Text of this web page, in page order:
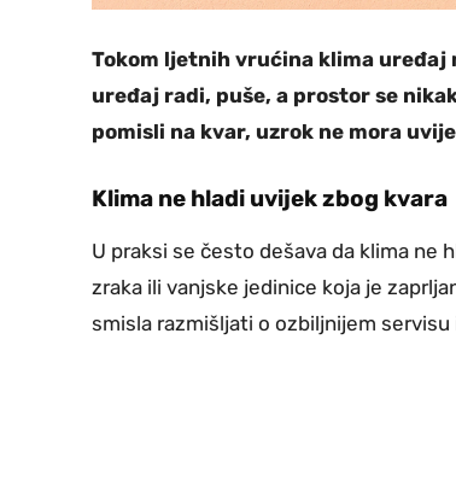
Tokom ljetnih vrućina klima uređaj
uređaj radi, puše, a prostor se
pomisli na kvar, uzrok ne mora
Klima ne hladi uvijek zbog kvara
U praksi se često dešava da klima ne
zraka ili vanjske jedinice koja je
smisla razmišljati o ozbiljnijem servisu